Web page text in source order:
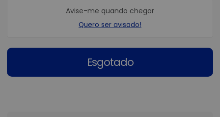
Esgotado
Avise-me quando chegar
Quero ser avisado!